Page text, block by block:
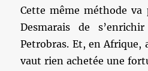
Cette même méthode
Desmarais de
Petrobras. Et, en Afrique,
vaut rien achetée une